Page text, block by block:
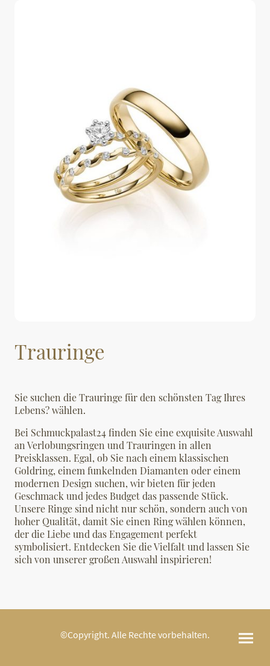
Trauringe
Sie suchen die Trauringe für den schönsten Tag Ihres
Lebens? wählen.
Bei Schmuckpalast24 finden Sie eine exquisite Auswahl
an Verlobungsringen und Trauringen in allen
Preisklassen. Egal, ob Sie nach einem klassischen
Goldring, einem funkelnden Diamanten oder einem
modernen Design suchen, wir bieten für jeden
Geschmack und jedes Budget das passende Stück.
Unsere Ringe sind nicht nur schön, sondern auch von
hoher Qualität, damit Sie einen Ring wählen können,
der die Liebe und das Engagement perfekt
symbolisiert. Entdecken Sie die Vielfalt und lassen Sie
sich von unserer großen Auswahl inspirieren!
©Copyright. Alle Rechte vorbehalten.